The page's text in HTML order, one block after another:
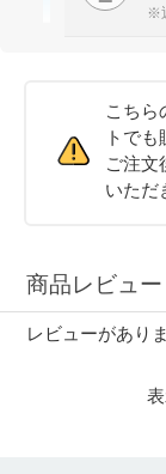
※
こちら
トでも
ご注文
いただ
商品レビュー
レビューがあり